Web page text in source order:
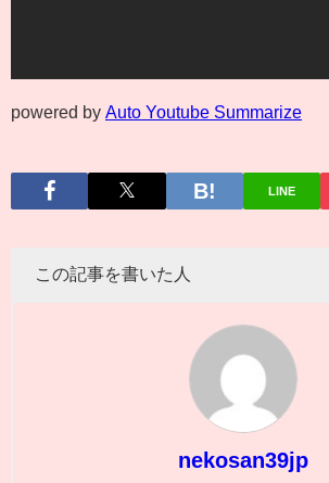
powered by Auto Youtube Summarize
LINE
この記事を書いた人
nekosan39jp